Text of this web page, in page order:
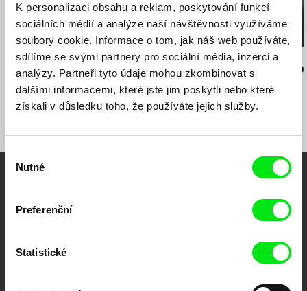
K personalizaci obsahu a reklam, poskytování funkcí
sociálních médií a analýze naší návštěvnosti využíváme
soubory cookie. Informace o tom, jak náš web používáte,
sdílíme se svými partnery pro sociální média, inzerci a
analýzy. Partneři tyto údaje mohou zkombinovat s
dalšími informacemi, které jste jim poskytli nebo které
získali v důsledku toho, že používáte jejich služby.
Výběr
souhlasu
Nutné
Preferenční
Statistické
Jiří Menzel
Na samotě u lesa
Nikolas Sand
léto09
Martin Hollý
Případ pro